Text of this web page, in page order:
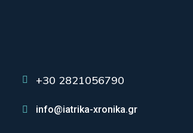
+30 2821056790
info@iatrika-xronika.gr